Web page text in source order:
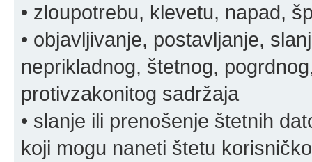
• zloupotrebu, klevetu, napad,
• objavljivanje, postavljanje,
neprikladnog, štetnog,
protivzakonitog sadržaja
• slanje ili prenošenje štetnih
koji mogu naneti štetu